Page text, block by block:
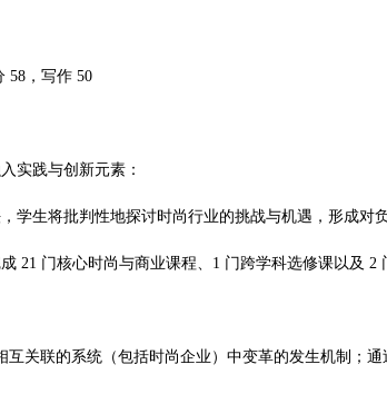
58，写作 50
实践与创新元素：
学生将批判性地探讨时尚行业的挑战与机遇，形成对
21 门核心时尚与商业课程、1 门跨学科选修课以及 2
联的系统（包括时尚企业）中变革的发生机制；通